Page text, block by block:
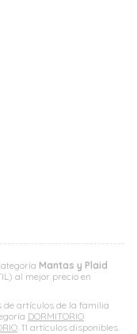
Mantas y Plaid
al mejor precio en
de artículos de la familia
DORMITORIO
. 11 artículos disponibles.